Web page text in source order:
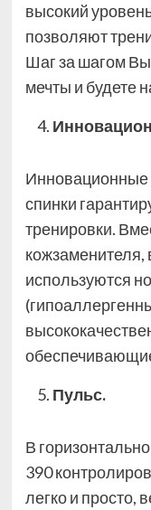
высокий
позволяют
Шаг за шагом
мечты и будете
Инновационные
спинки
тренировки.
используются
Пульс.
В
390
легко и просто,